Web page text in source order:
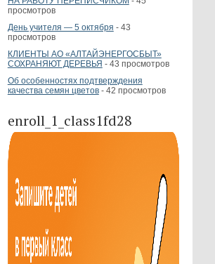
просмотров
День учителя — 5 октября - 43
просмотров
КЛИЕНТЫ АО «АЛТАЙЭНЕРГОСБЫТ»
СОХРАНЯЮТ ДЕРЕВЬЯ - 43 просмотров
Об особенностях подтверждения
качества семян цветов- 42 просмотров
enroll_1_class1fd28